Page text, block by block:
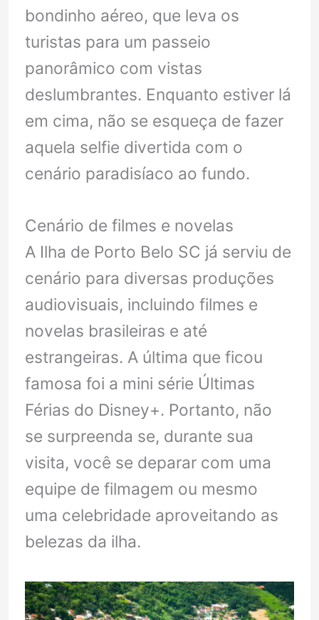
bondinho aéreo, que leva os
turistas para um passeio
panorâmico com vistas
deslumbrantes. Enquanto estiver lá
em cima, não se esqueça de fazer
aquela selfie divertida com o
cenário paradisíaco ao fundo.
Cenário de filmes e novelas
A Ilha de Porto Belo SC já serviu de
cenário para diversas produções
audiovisuais, incluindo filmes e
novelas brasileiras e até
estrangeiras. A última que ficou
famosa foi a mini série Últimas
Férias do Disney+. Portanto, não
se surpreenda se, durante sua
visita, você se deparar com uma
equipe de filmagem ou mesmo
uma celebridade aproveitando as
belezas da ilha.